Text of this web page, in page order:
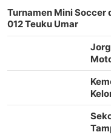
Turnamen Mini Soccer
012 Teuku Umar